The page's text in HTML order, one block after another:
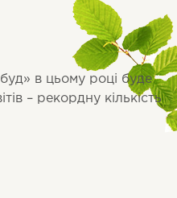
в цьому році буде
– рекордну кількість